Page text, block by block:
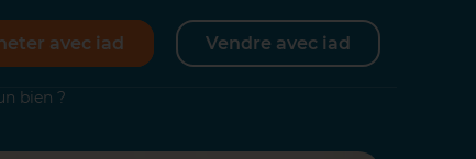
avec iad Vendre avec iad
bien ?